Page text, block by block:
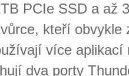
PCIe SSD a až
kteří ob­vykle
více apli­ka­cí
dva porty